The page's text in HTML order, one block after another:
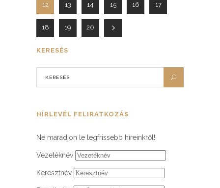
12 13 14 15 16 17
18 19 20
KERESÉS
HÍRLEVÉL FELIRATKOZÁS
Ne maradjon le legfrissebb híreinkről!
Vezetéknév
Keresztnév